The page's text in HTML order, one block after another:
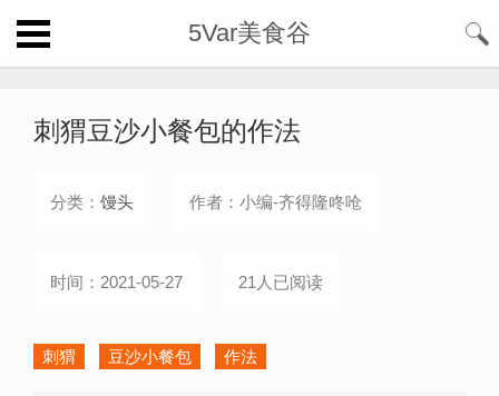
5Var美食谷
刺猬豆沙小餐包的作法
分类： 馒头 作者：小编-齐得隆咚呛
时间：2021-05-27 21人已阅读
刺猬 豆沙小餐包 作法